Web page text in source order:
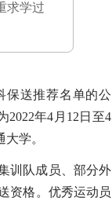
求学过
送推荐名单的公
2022年4月12日至4
学。
训队成员、部分外
资格。优秀运动员